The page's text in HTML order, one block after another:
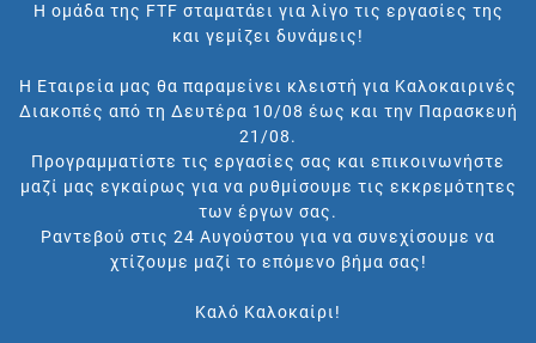
Η ομάδα της FTF σταματάει για λίγο τις εργασίες της
και γεμίζει δυνάμεις!
Η Εταιρεία μας θα παραμείνει κλειστή για Καλοκαιρινές
Διακοπές από τη Δευτέρα 10/08 έως και την Παρασκευή
21/08.
Προγραμματίστε τις εργασίες σας και επικοινωνήστε
μαζί μας εγκαίρως για να ρυθμίσουμε τις εκκρεμότητες
των έργων σας.
Ραντεβού στις 24 Αυγούστου για να συνεχίσουμε να
χτίζουμε μαζί το επόμενο βήμα σας!
Καλό Καλοκαίρι!